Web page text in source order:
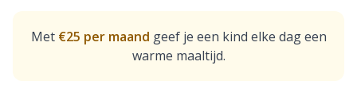
Met €25 per maand geef je een kind elke dag een
warme maaltijd.